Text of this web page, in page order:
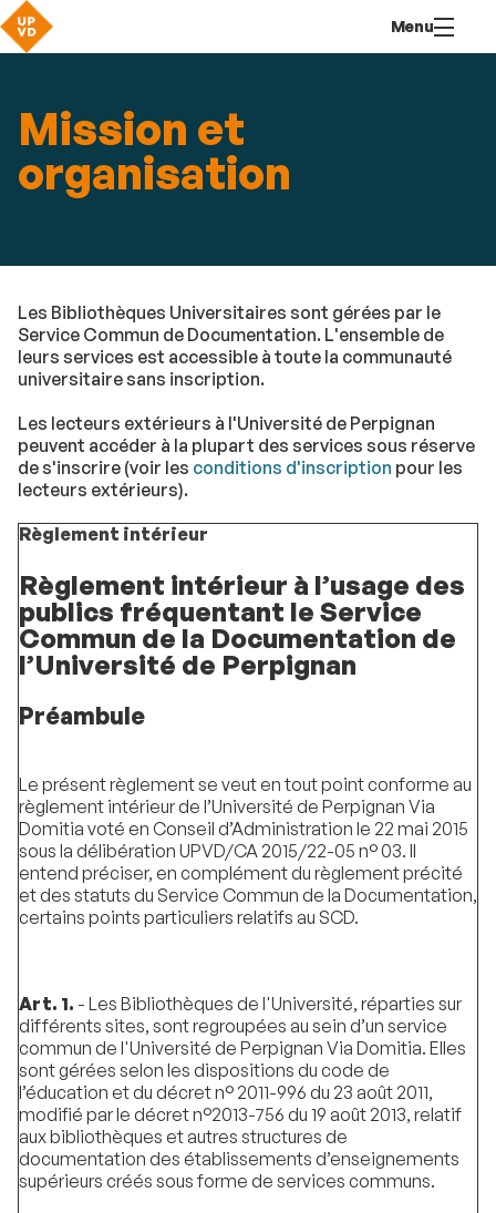
contenu
Menu
Mission et
organisation
Les Bibliothèques Universitaires sont gérées par le
Service Commun de Documentation. L'ensemble de
leurs services est accessible à toute la communauté
universitaire sans inscription.
Les lecteurs extérieurs à l'Université de Perpignan
peuvent accéder à la plupart des services sous réserve
de s'inscrire (voir les conditions d'inscription pour les
lecteurs extérieurs).
Règlement intérieur
Règlement intérieur à l’usage des
publics fréquentant le Service
Commun de la Documentation de
l’Université de Perpignan
Préambule
Le présent règlement se veut en tout point conforme au
règlement intérieur de l’Université de Perpignan Via
Domitia voté en Conseil d’Administration le 22 mai 2015
sous la délibération UPVD/CA 2015/22-05 n° 03. Il
entend préciser, en complément du règlement précité
et des statuts du Service Commun de la Documentation,
certains points particuliers relatifs au SCD.
Art. 1. - Les Bibliothèques de l'Université, réparties sur
différents sites, sont regroupées au sein d’un service
commun de l'Université de Perpignan Via Domitia. Elles
sont gérées selon les dispositions du code de
l’éducation et du décret n° 2011-996 du 23 août 2011,
modifié par le décret n°2013-756 du 19 août 2013, relatif
aux bibliothèques et autres structures de
documentation des établissements d’enseignements
supérieurs créés sous forme de services communs.